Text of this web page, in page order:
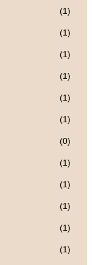
(1)
(1)
(1)
(1)
(1)
(1)
(0)
(1)
(1)
(1)
(1)
(1)